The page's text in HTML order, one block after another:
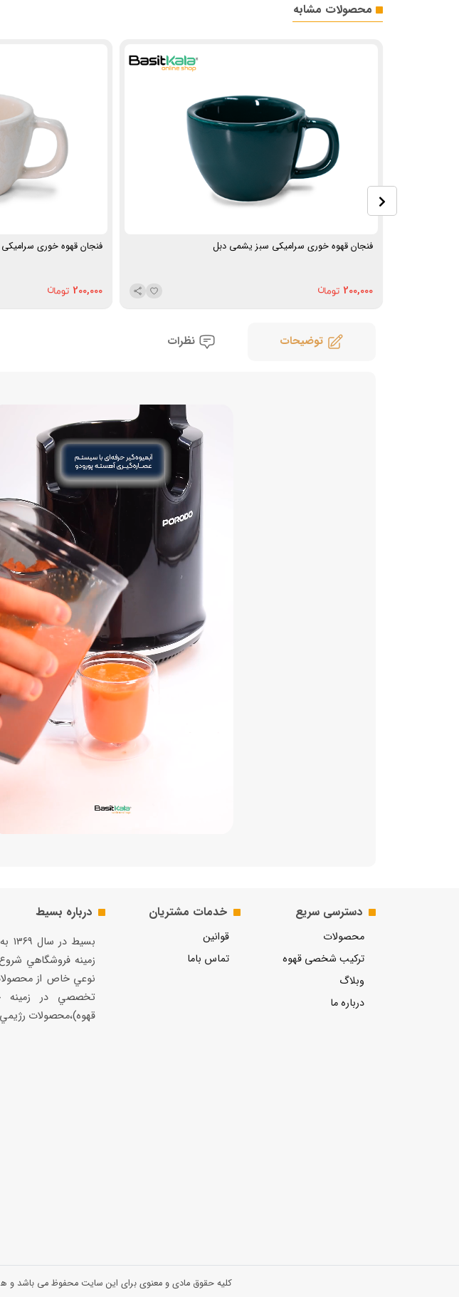
محصول برند پورودو
محصولات مشابه
فنجان قهوه خوری سرامیکی سبز یشمی دبل
200,000
فنجان قهوه خوری
200,000
توضیحات نظرات
دسترسی سریع
محصولات
ترکیب شخصی قهوه
وبلاگ
درباره ما
خدمات مشتریان
قوانین
تماس باما
درباره بسیط
زمينه فروشگاهي
نوعي خاص از
تخصصي در زمينه
قهوه)،محصولات
کلیه حقوق مادی و معنوی برای این سایت محفوظ می باشد و